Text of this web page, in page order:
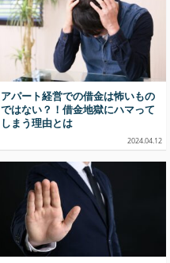
アパート経営での借金は怖いもの
ではない？！借金地獄にハマって
しまう理由とは
2024.04.12